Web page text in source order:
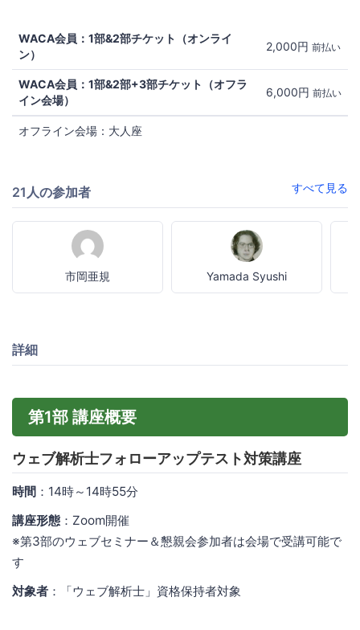
WACA会員：1部&2部チケット（オンライ
ン）
2,000円 前払い
WACA会員：1部&2部+3部チケット（オフラ
イン会場）
6,000円 前払い
オフライン会場：大人座
21人の参加者 すべて見る
市岡亜規 Yamada Syushi
詳細
第1部 講座概要
ウェブ解析士フォローアップテスト対策講座
時間 ：14時～14時55分
講座形態 ：Zoom開催
※第3部のウェブセミナー＆懇親会参加者は会場で受講可能で
す
対象者 ：「ウェブ解析士」資格保持者対象